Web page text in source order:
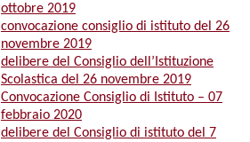
ottobre 2019
convocazione consiglio di istituto del 26
novembre 2019
delibere del Consiglio dell’Istituzione
Scolastica del 26 novembre 2019
Convocazione Consiglio di Istituto – 07
febbraio 2020
delibere del Consiglio di istituto del 7